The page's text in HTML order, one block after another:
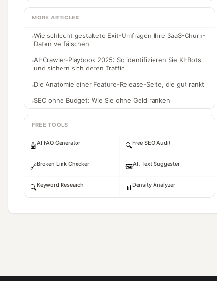
MORE ARTICLES
Wie schlecht gestaltete Exit-Umfragen Ihre SaaS-Churn-
Daten verfälschen
AI-Crawler-Playbook 2025: So identifizieren Sie KI-Bots
und sichern sich deren Traffic
Die Anatomie einer Feature-Release-Seite, die gut rankt
SEO ohne Budget: Wie Sie ohne Geld ranken
FREE TOOLS
🤖AI FAQ Generator 🔍Free SEO Audit
🔗Broken Link Checker 🖼️Alt Text Suggester
🔍Keyword Research 📊 Density Analyzer